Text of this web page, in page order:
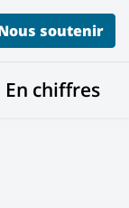
soutenir
En chiffres